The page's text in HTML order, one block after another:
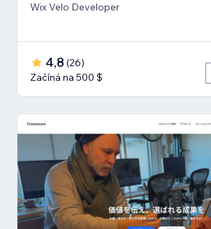
Wix Velo Developer
4,8 (26)
Začíná na 500 $